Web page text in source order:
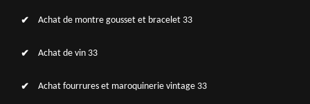
Achat de montre gousset et bracelet 33
Achat de vin 33
Achat fourrures et maroquinerie vintage 33